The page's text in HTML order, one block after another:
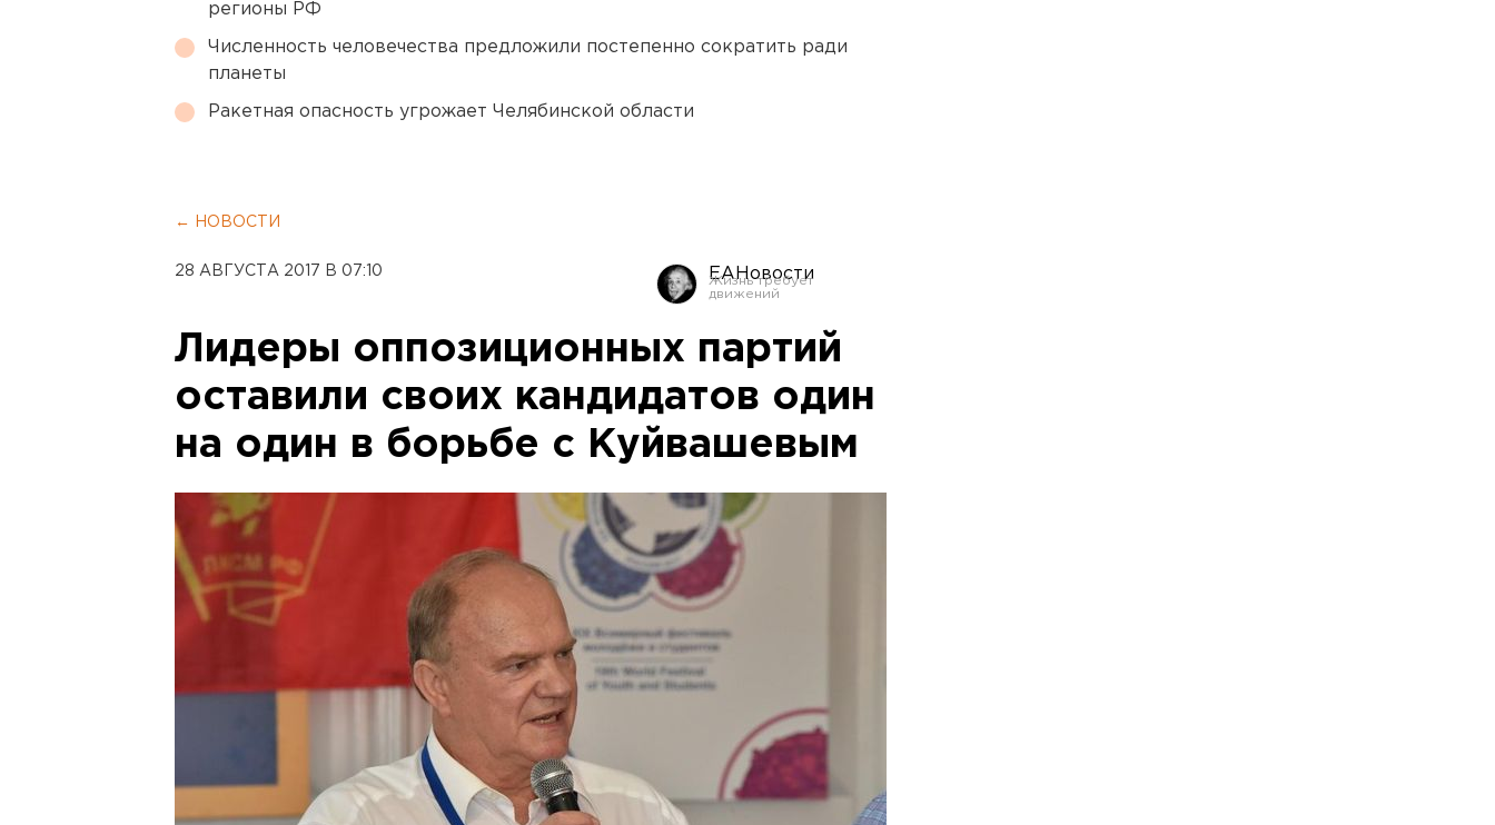
регионы РФ
Численность человечества предложили постепенно сократить ради
планеты
Ракетная опасность угрожает Челябинской области
← НОВОСТИ
28 АВГУСТА 2017 В 07:10 ЕАНовости
Лидеры оппозиционных партий
оставили своих кандидатов один
на один в борьбе с Куйвашевым